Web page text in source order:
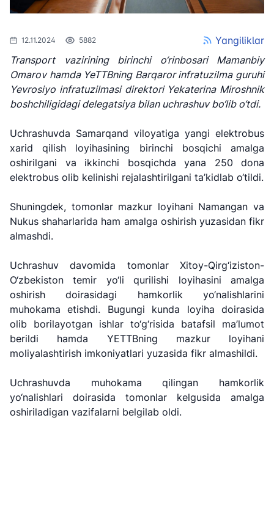
"Uzbekistan
Airways" AJ
Ishonch telefon
+998 (78) 140-
02-00
"O'zbekiston
temir yo'llari"
AJ
raqami
+998 (71) 237-
99-98
"Uzbekistan
Airports" AJ
Ishonch telefon
+998 (55) 501-
47-09
12.11.2024 5882
Yangiliklar
Transport vazirining birinchi o‘rinbosari Mamanbiy
Omarov hamda YeTTBning Barqaror infratuzilma guruhi
Yevrosiyo infratuzilmasi direktori Yekaterina Miroshnik
boshchiligidagi delegatsiya bilan uchrashuv bo‘lib o‘tdi.
Uchrashuvda Samarqand viloyatiga yangi elektrobus
xarid qilish loyihasining birinchi bosqichi amalga
oshirilgani va ikkinchi bosqichda yana 250 dona
elektrobus olib kelinishi rejalashtirilgani ta’kidlab o‘tildi.
Shuningdek, tomonlar mazkur loyihani Namangan va
Nukus shaharlarida ham amalga oshirish yuzasidan fikr
almashdi.
Uchrashuv davomida tomonlar Xitoy-Qirg‘iziston-
O‘zbekiston temir yo‘li qurilishi loyihasini amalga
oshirish doirasidagi hamkorlik yo‘nalishlarini
muhokama etishdi. Bugungi kunda loyiha doirasida
olib borilayotgan ishlar to‘g‘risida batafsil ma’lumot
berildi hamda YETTBning mazkur loyihani
moliyalashtirish imkoniyatlari yuzasida fikr almashildi.
Uchrashuvda muhokama qilingan hamkorlik
yo‘nalishlari doirasida tomonlar kelgusida amalga
oshiriladigan vazifalarni belgilab oldi.